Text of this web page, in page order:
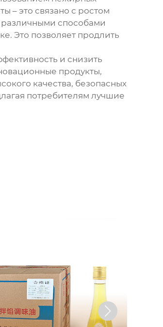
– это связано с ростом
способами
Это позволяет продлить
и снизить
продукты,
качества, безопасных
потребителям лучшие